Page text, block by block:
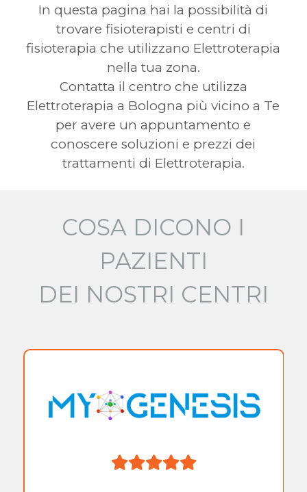
In questa pagina hai la possibilità di
trovare fisioterapisti e centri di
fisioterapia che utilizzano Elettroterapia
nella tua zona.
Contatta il centro che utilizza
Elettroterapia a Bologna più vicino a Te
per avere un appuntamento e
conoscere soluzioni e prezzi dei
trattamenti di Elettroterapia.
COSA DICONO I
PAZIENTI
DEI NOSTRI CENTRI